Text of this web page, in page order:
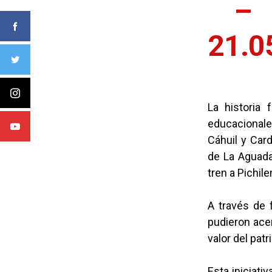
–
La historia
Cáhuil y
de La
tren a
A través de
pudieron
valor del